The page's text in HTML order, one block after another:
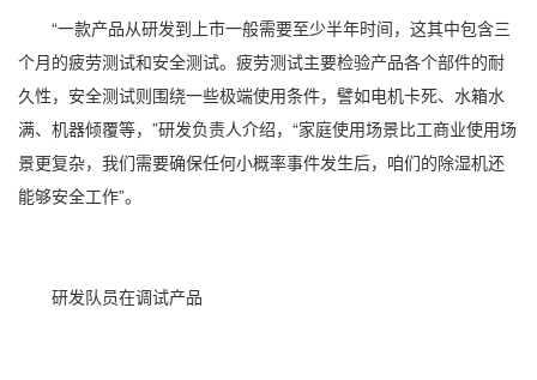
“一款产品从研发到上市一般需要至少半年时间，这其中包含三
个月的疲劳测试和安全测试。疲劳测试主要检验产品各个部件的耐
久性，安全测试则围绕一些极端使用条件，譬如电机卡死、水箱水
满、机器倾覆等，”研发负责人介绍，“家庭使用场景比工商业使用场
景更复杂，我们需要确保任何小概率事件发生后，咱们的除湿机还
能够安全工作”。
研发队员在调试产品